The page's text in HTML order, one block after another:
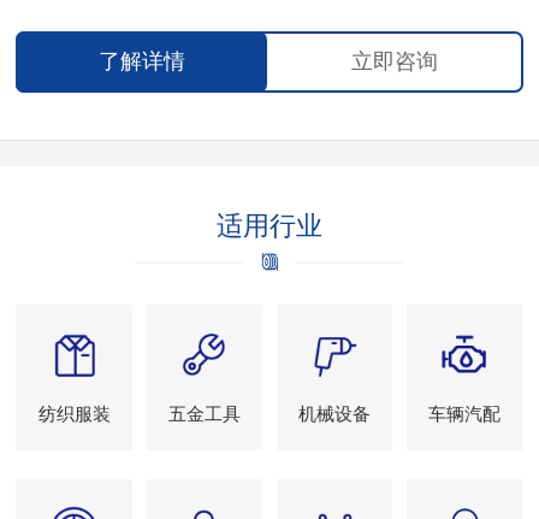
了解详情 立即咨询
适用行业
纺织服装 五金工具 机械设备 车辆汽配